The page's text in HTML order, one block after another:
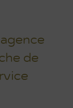
agence
de